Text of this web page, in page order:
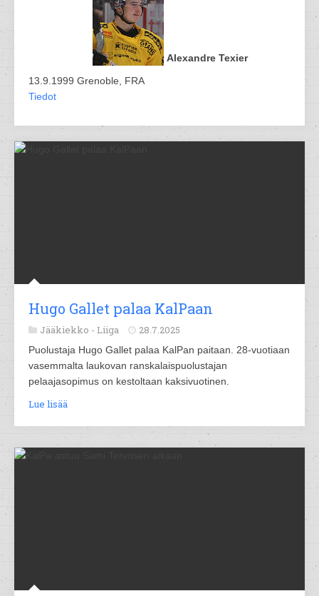
Alexandre Texier
13.9.1999 Grenoble, FRA
Tiedot
Hugo Gallet palaa KalPaan
Jääkiekko - Liiga 28.7.2025
Puolustaja Hugo Gallet palaa KalPan paitaan. 28-vuotiaan
vasemmalta laukovan ranskalaispuolustajan
pelaajasopimus on kestoltaan kaksivuotinen.
Lue lisää